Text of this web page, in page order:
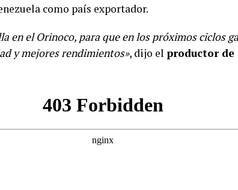
como país exportador.
en el Orinoco, para que en los próximos ciclos
y mejores rendimientos», dijo el productor de